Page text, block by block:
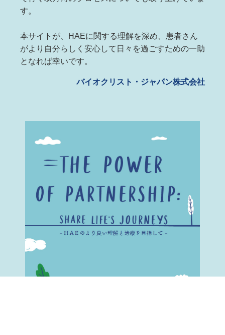
す。
本サイトが、HAEに関する理解を深め、患者さん
がより自分らしく安心して日々を過ごすための一助
となれば幸いです。
バイオクリスト・ジャパン株式会社